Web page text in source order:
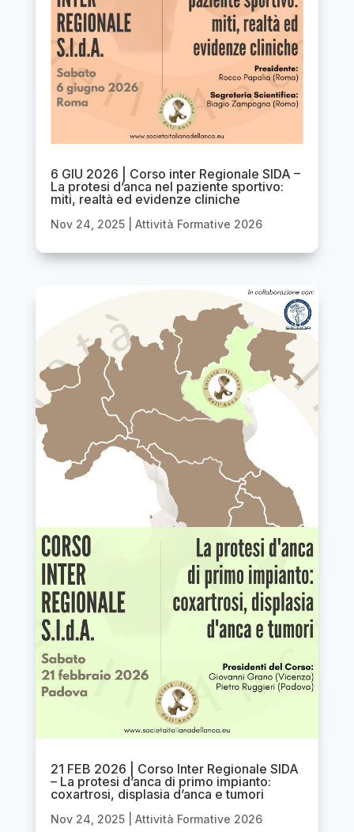
6 GIU 2026 | Corso inter Regionale SIDA –
La protesi d’anca nel paziente sportivo:
miti, realtà ed evidenze cliniche
Nov 24, 2025| Attività Formative 2026
21 FEB 2026 | Corso Inter Regionale SIDA
– La protesi d’anca di primo impianto:
coxartrosi, displasia d’anca e tumori
Nov 24, 2025| Attività Formative 2026